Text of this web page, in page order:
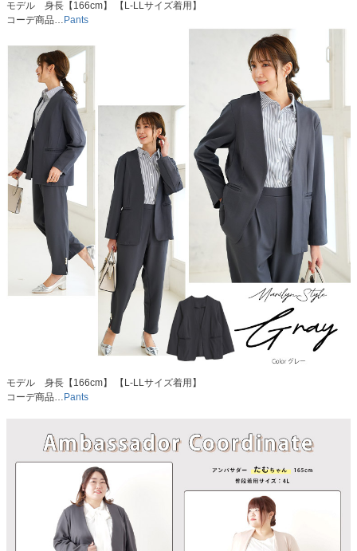
モデル 身長【166cm】 【L-LLサイズ着用】
コーデ商品… Pants
モデル 身長【166cm】 【L-LLサイズ着用】
コーデ商品… Pants